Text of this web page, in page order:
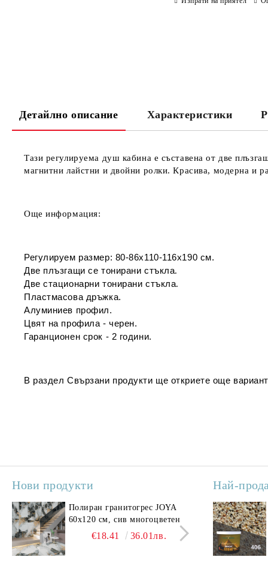
Детайлно описание Характеристики
Тази регулируема душ кабина е съставенаот две
магнитни лайстни и двойни ролки. Красива, модерна и
Още информация:
Регулируем размер: 80-86х110-116х190 см.
Две плъзгащи се тонирани стъкла.
Две стационарни тонирани стъкла.
Пластмасова дръжка.
Алуминиев профил.
Цвят на профила - черен.
Гаранционен срок - 2 години.
В разделСвързани продукти ще откриете още
Нови продукти
Полиран гранитогрес JOYA
60x120 см, сив многоцветен
€18.41 36.01лв.
Най-